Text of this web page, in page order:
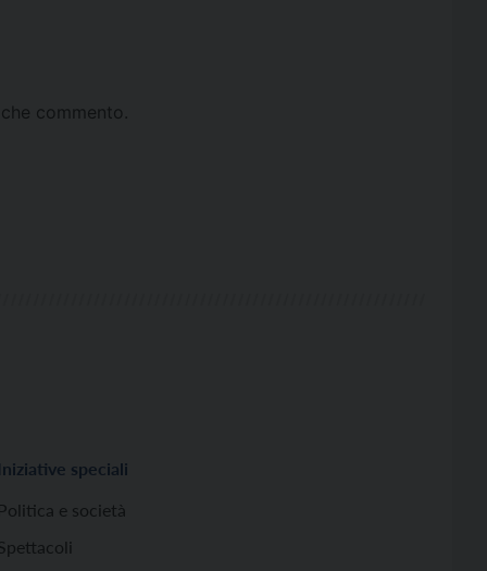
commento.
Iniziative speciali
Politica e società